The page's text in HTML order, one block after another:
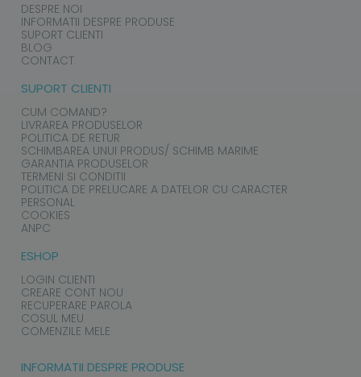
DESPRE NOI
INFORMATII DESPRE PRODUSE
SUPORT CLIENTI
BLOG
CONTACT
SUPORT CLIENTI
CUM COMAND?
LIVRAREA PRODUSELOR
POLITICA DE RETUR
SCHIMBAREA UNUI PRODUS/ SCHIMB MARIME
GARANTIA PRODUSELOR
TERMENI SI CONDITII
POLITICA DE PRELUCARE A DATELOR CU CARACTER
PERSONAL
COOKIES
ANPC
ESHOP
LOGIN CLIENTI
CREARE CONT NOU
RECUPERARE PAROLA
COSUL MEU
COMENZILE MELE
INFORMATII DESPRE PRODUSE